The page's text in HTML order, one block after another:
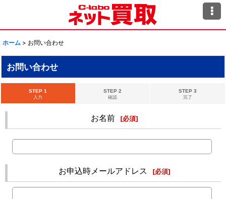
ホーム > お問い合わせ
お問い合わせ
STEP 1
入力
STEP 2
確認
STEP 3
完了
お名前 [必須]
お申込時メールアドレス [必須]